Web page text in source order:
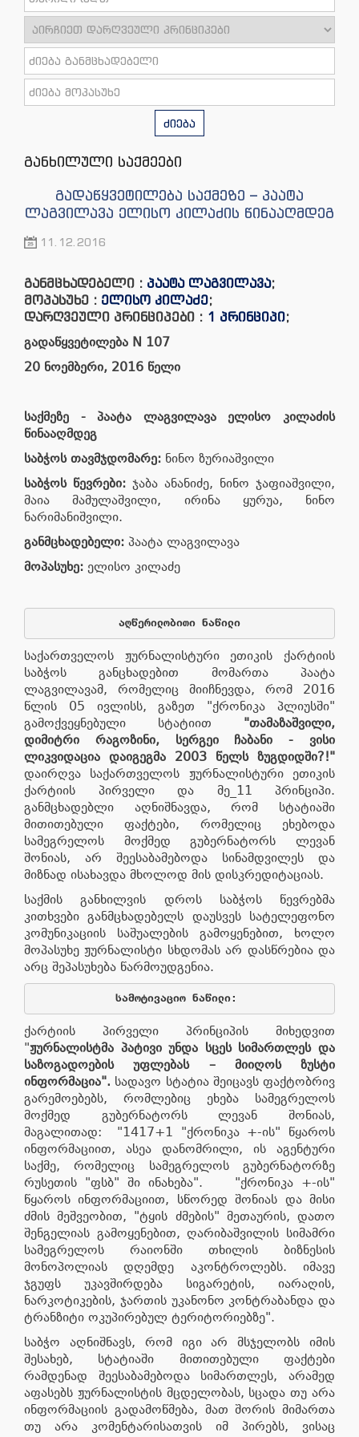
ძიება
განხილული საქმეები
გადაწყვეტილება საქმეზე – პაატა
ლაგვილავა ელისო კილაძის წინააღმდეგ
11.12.2016
განმცხადებელი : პაატა ლაგვილავა;
მოპასუხე : ელისო კილაძე;
დარღვეული პრინციპები : 1 პრინციპი;
გადაწყვეტილება N 107
20 ნოემბერი, 2016 წელი
საქმეზე - პაატა ლაგვილავა ელისო
კილაძის
წინააღმდეგ
საბჭოს თავმჯდომარე: ნინო ზურიაშვილი
საბჭოს წევრები: ჯაბა ანანიძე, ნინო ჯაფიაშვილი,
მაია მამულაშვილი, ირინა ყურუა, ნინო
ნარიმანიშვილი.
განმცხადებელი: პაატა ლაგვილავა
მოპასუხე: ელისო კილაძე
აღწერილობითი ნაწილი
საქართველოს ჟურნალისტური ეთიკის ქარტიის
საბჭოს განცხადებით მომართა პაატა
ლაგვილავამ, რომელიც მიიჩნევდა, რომ 2016
წლის 05 ივლისს, გაზეთ "ქრონიკა პლიუსში"
გამოქვეყნებული სტატიით "თამაზაშვილი,
დიმიტრი
რაგოზინი, სერგეი ჩაბანი -
ვისი
ლიკვიდაცია დაიგეგმა 2003 წელს ზუგდიდში?!"
დაირღვა საქართველოს ჟურნალისტური ეთიკის
ქარტიის პირველი და მე_11 პრინციპი.
განმცხადებლი აღნიშნავდა, რომ სტატიაში
მითითებული ფაქტები, რომელიც ეხებოდა
სამეგრელოს მოქმედ გუბერნატორს ლევან
შონიას, არ შეესაბამებოდა სინამდვილეს და
მიზნად ისახავდა მხოლოდ მის დისკრედიტაციას.
საქმის განხილვის დროს საბჭოს წევრებმა
კითხვები განმცხადებელს დაუსვეს სატელეფონო
კომუნიკაციის საშუალების გამოყენებით, ხოლო
მოპასუხე ჟურნალისტი სხდომას არ დასწრებია და
არც შეპასუხება წარმოუდგენია.
სამოტივაციო ნაწილი:
ქარტიის პირველი პრინციპის მიხედვით
"ჟურნალისტმა პატივი უნდა სცეს სიმართლეს და
საზოგადოების
უფლებას – მიიღოს
ზუსტი
ინფორმაცია". სადავო სტატია შეიცავს ფაქტობრივ
გარემოებებს, რომლებიც ეხება სამეგრელოს
მოქმედ გუბერნატორს ლევან შონიას,
მაგალითად: "1417+1 "ქრონიკა +-ის" წყაროს
ინფორმაციით, ასეა დანომრილი, ის აგენტური
საქმე, რომელიც სამეგრელოს გუბერნატორზე
რუსეთის "ფსბ" ში ინახება". "ქრონიკა +-ის"
წყაროს ინფორმაციით, სწორედ შონიას და მისი
ძმის მეშვეობით, "ტყის ძმების" მეთაურის, დათო
შენგელიას გამოყენებით, ღარიბაშვილის სიმამრი
სამეგრელოს რაიონში თხილის ბიზნესის
მონოპოლიას დღემდე აკონტროლებს. იმავე
ჯგუფს უკავშირდება სიგარეტის, იარაღის,
ნარკოტიკების, ჯართის უკანონო კონტრაბანდა და
ტრანზიტი ოკუპირებულ ტერიტორიებზე".
საბჭო აღნიშნავს, რომ იგი არ მსჯელობს იმის
შესახებ, სტატიაში მითითებული ფაქტები
რამდენად შეესაბამებოდა სიმართლეს, არამედ
აფასებს ჟურნალისტის მცდელობას, სცადა თუ არა
ინფორმაციის გადამოწმება, მათ შორის მიმართა
თუ არა კომენტარისათვის იმ პირებს, ვისაც